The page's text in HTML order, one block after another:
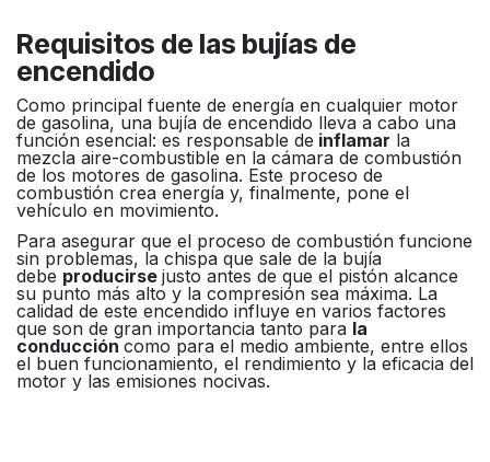
Requisitos de las bujías de
encendido
Como principal fuente de energía en cualquier motor
de gasolina, una bujía de encendido lleva a cabo una
función esencial: es responsable de inflamar la
mezcla aire-combustible en la cámara de combustión
de los motores de gasolina. Este proceso de
combustión crea energía y, finalmente, pone el
vehículo en movimiento.
Para asegurar que el proceso de combustión funcione
sin problemas, la chispa que sale de la bujía
debe producirse justo antes de que el pistón alcance
su punto más alto y la compresión sea máxima. La
calidad de este encendido influye en varios factores
que son de gran importancia tanto para la
conduccióncomo para el medio ambiente, entre ellos
el buen funcionamiento, el rendimiento y la eficacia del
motor y las emisiones nocivas.